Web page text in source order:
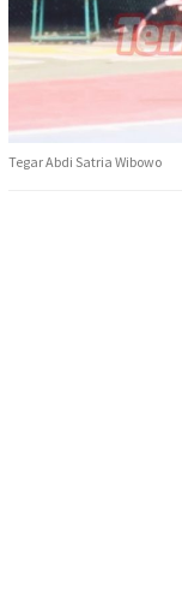
Tegar Abdi Satria Wibowo